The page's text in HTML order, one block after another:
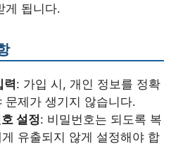
게 됩니다.
력: 가입 시, 개인 정보를 정확
문제가 생기지 않습니다.
설정: 비밀번호는 되도록 복
유출되지 않게 설정해야 합